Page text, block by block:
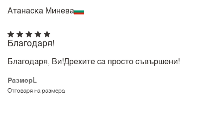
Атанаска Минева
Размер L
Отговаря на размера
Благодаря!
Благодаря, Ви!Дрехите са просто съвършени!